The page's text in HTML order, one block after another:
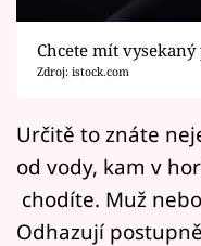
Filmový
Pořady
Mámy sobě
Přihlášení
Chcete mít vysekaný
Zdroj: istock.com
Určitě to znáte
od vody, kam v
chodíte. Muž
Odhazují